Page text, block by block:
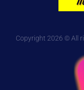
Copyright 2026 © All